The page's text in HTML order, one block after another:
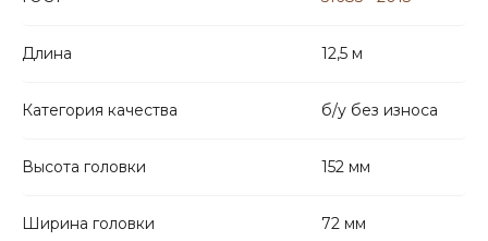
Длина 12,5 м
Категория качества б/у без износа
Высота головки 152 мм
Ширина головки 72 мм